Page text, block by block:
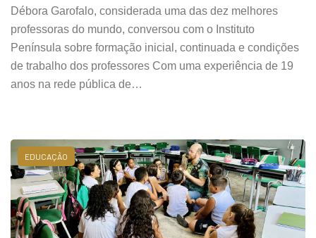
Débora Garofalo, considerada uma das dez melhores
professoras do mundo, conversou com o Instituto
Península sobre formação inicial, continuada e condições
de trabalho dos professores Com uma experiência de 19
anos na rede pública de…
EDUCAÇÃO